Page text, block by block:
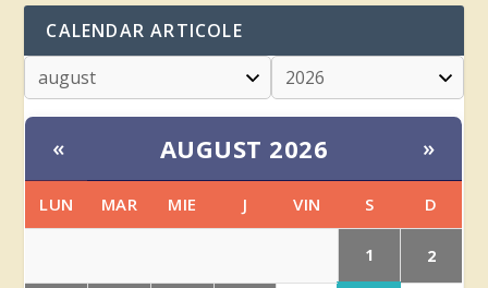
CALENDAR ARTICOLE
« AUGUST 2026 »
LUN MAR MIE J VIN S D
1 2